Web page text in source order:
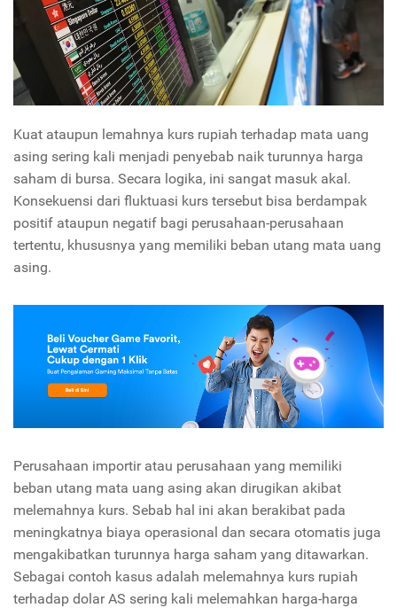
Kuat ataupun lemahnya kurs rupiah terhadap mata uang
asing sering kali menjadi penyebab naik turunnya harga
saham di bursa. Secara logika, ini sangat masuk akal.
Konsekuensi dari fluktuasi kurs tersebut bisa berdampak
positif ataupun negatif bagi perusahaan-perusahaan
tertentu, khususnya yang memiliki beban utang mata uang
asing.
Perusahaan importir atau perusahaan yang memiliki
beban utang mata uang asing akan dirugikan akibat
melemahnya kurs. Sebab hal ini akan berakibat pada
meningkatnya biaya operasional dan secara otomatis juga
mengakibatkan turunnya harga saham yang ditawarkan.
Sebagai contoh kasus adalah melemahnya kurs rupiah
terhadap dolar AS sering kali melemahkan harga-harga